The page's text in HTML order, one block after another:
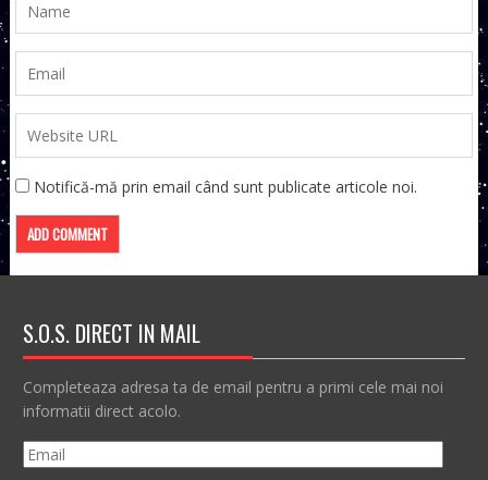
Notifică-mă prin email când sunt publicate articole noi.
S.O.S. DIRECT IN MAIL
Completeaza adresa ta de email pentru a primi cele mai noi
informatii direct acolo.
Email